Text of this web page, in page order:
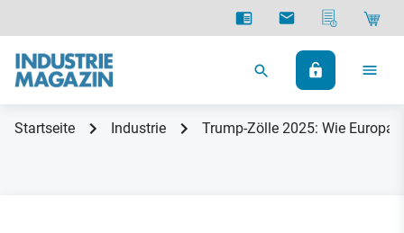
Startseite Industrie Trump-Zölle 2025: Wie